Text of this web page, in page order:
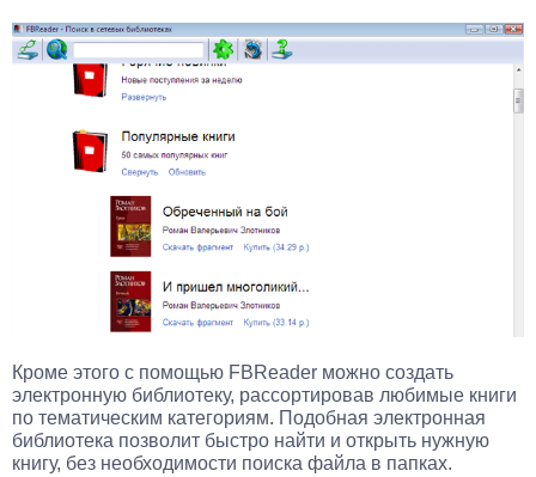
Кроме этого с помощью FBReader можно создать
электронную библиотеку, рассортировав любимые книги
по тематическим категориям. Подобная электронная
библиотека позволит быстро найти и открыть нужную
книгу, без необходимости поиска файла в папках.